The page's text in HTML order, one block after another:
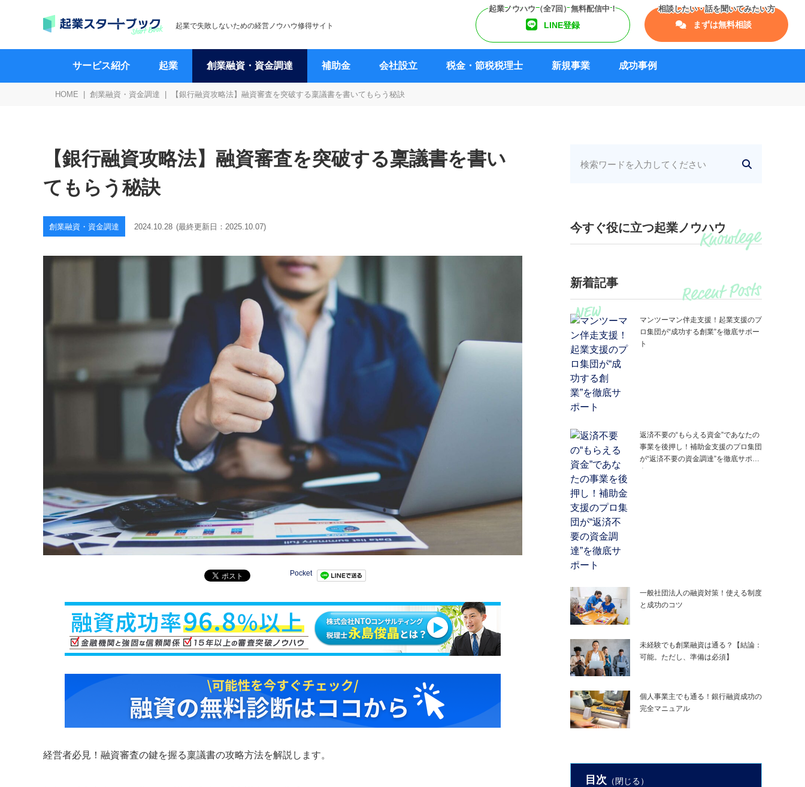
起業で失敗しないための経営ノウハウ修得サイト LINE登録 まずは無料相談
サービス紹介 起業 創業融資・資金調達 補助金 会社設立 税金・節税税理士 新規事業 成功事例
HOME 創業融資・資金調達 【銀行融資攻略法】融資審査を突破する稟議書を書いてもらう秘訣
【銀行融資攻略法】融資審査を突破する稟議書を書い
てもらう秘訣
創業融資・資金調達 2024.10.28 (最終更新日： 2025.10.07)
Pocket
経営者必見！融資審査の鍵を握る稟議書の攻略方法を解説します。
今すぐ役に立つ起業ノウハウ
新着記事
マンツーマン伴走支援！起業支援のプ
ロ集団が“成功する創業”を徹底サポー
ト
返済不要の“もらえる資金”であなたの
事業を後押し！補助金支援のプロ集団
が“返済不要の資金調達”を徹底サポー
ト
一般社団法人の融資対策！使える制度
と成功のコツ
未経験でも創業融資は通る？【結論：
可能。ただし、準備は必須】
個人事業主でも通る！銀行融資成功の
完全マニュアル
目次